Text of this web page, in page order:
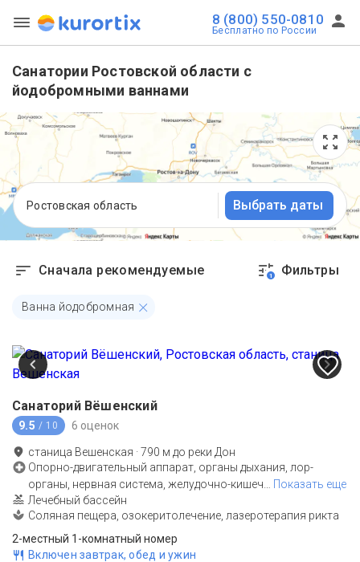
8 (800) 550-0810
Бесплатно по России
Санатории Ростовской области с
йодобромными ваннами
Ростовская область Выбрать даты
Сначала рекомендуемые 1 Фильтры
Ванна йодобромная
Санаторий Вёшенский
9.5 / 10 6 оценок
станица Вешенская ·790 м до реки Дон
Опорно-двигательный аппарат, органы дыхания, лор-
органы, нервная система, желудочно-кишеч
Показать еще
Лечебный бассейн
Соляная пещера, озокеритолечение, лазеротерапия рикта
2-местный 1-комнатный номер
Включен завтрак, обед и ужин